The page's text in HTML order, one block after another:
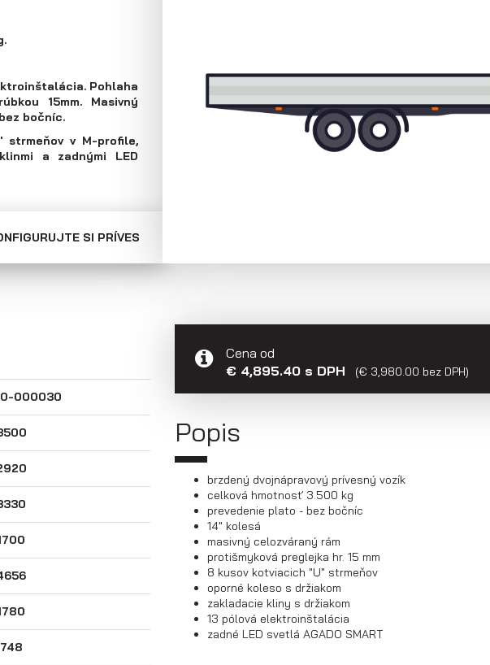
Pohlaha
15mm. Masivný
bočníc.
strmeňov v M-profile,
a zadnými LED
SI PRÍVES
000030
748
Cena od
€ 4,895.40 s DPH
(€ 3,980.00 bez DPH)
Popis
brzdený dvojnápravový prívesný vozík
celková hmotnosť 3.500 kg
prevedenie plato - bez bočníc
14" kolesá
masivný celozváraný rám
protišmyková preglejka hr. 15 mm
8 kusov kotviacich "U" strmeňov
oporné koleso s držiakom
zakladacie kliny s držiakom
13 pólová elektroinštalácia
zadné LED svetlá AGADO SMART